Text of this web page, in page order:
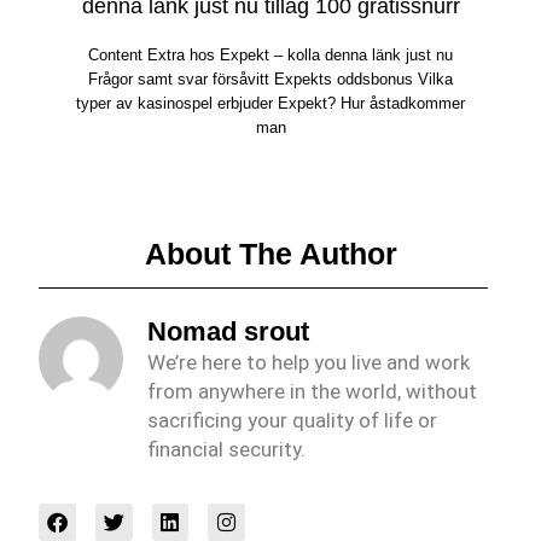
denna länk just nu tilläg 100 gratissnurr
Content Extra hos Expekt – kolla denna länk just nu
Frågor samt svar försåvitt Expekts oddsbonus Vilka
typer av kasinospel erbjuder Expekt? Hur åstadkommer
man
About The Author
Nomad srout
We’re here to help you live and work
from anywhere in the world, without
sacrificing your quality of life or
financial security.
F
a
T
w
L
i
I
n